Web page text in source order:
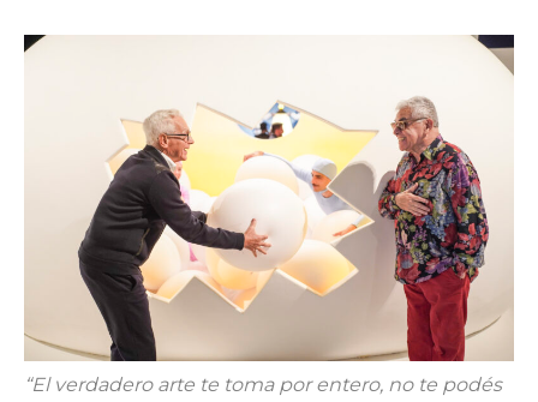
“El verdadero arte te toma por entero, no te podés